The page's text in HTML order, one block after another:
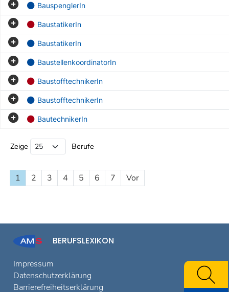
BauspenglerIn
BaustatikerIn
BaustatikerIn
BaustellenkoordinatorIn
BaustofftechnikerIn
BaustofftechnikerIn
BautechnikerIn
Zeige Berufe
1 2 3 4 5 6 7 Vor
BERUFSLEXIKON
Impressum
Datenschutzerklärung
Barrierefreiheitserklärung